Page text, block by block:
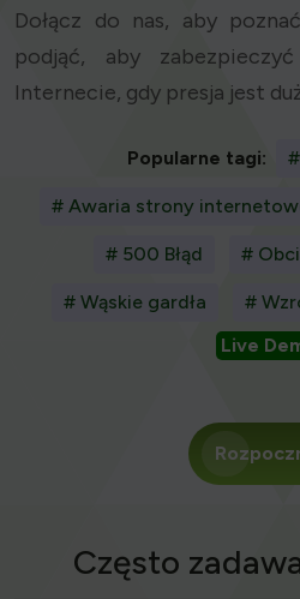
Dołącz do nas, aby
podjąć, aby
Internecie, gdy presja jest
Popularne tagi:
# Awaria strony
# 500 Błąd #
# Wąskie gardła
#
Live
Często